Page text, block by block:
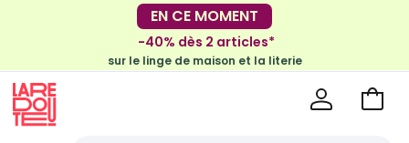
EN CE MOMENT
-30€ tous les 100€*
sur le meuble & la déco
-40% dès 2 articles*
sur le linge de maison et la literie
Voir